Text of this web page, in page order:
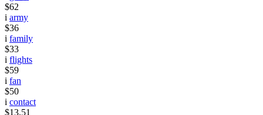
$62
i army
$36
i family
$33
i flights
$59
i fan
$50
i contact
$13.51